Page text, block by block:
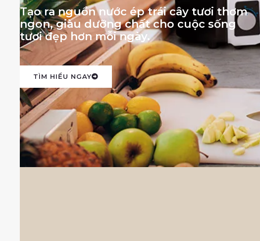
Tạo ra nguồn nước ép trái cây tươi thơm
ngon, giàu dưỡng chất cho cuộc sống
tươi đẹp hơn mỗi ngày.
TÌM HIỂU NGAY